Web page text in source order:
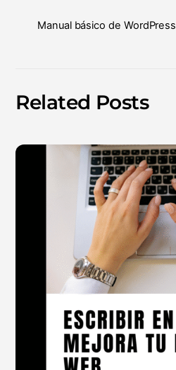
Manual básico de WordPress
Related Posts